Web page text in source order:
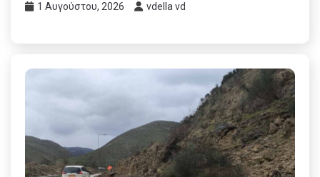
1 Αυγούστου, 2026 vdella vd